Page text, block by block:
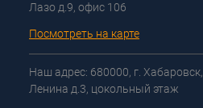
Лазо д.9, офис 106
Посмотреть на карте
Наш адрес: 680000, г. Хабаровск,
Ленина д.3, цокольный этаж